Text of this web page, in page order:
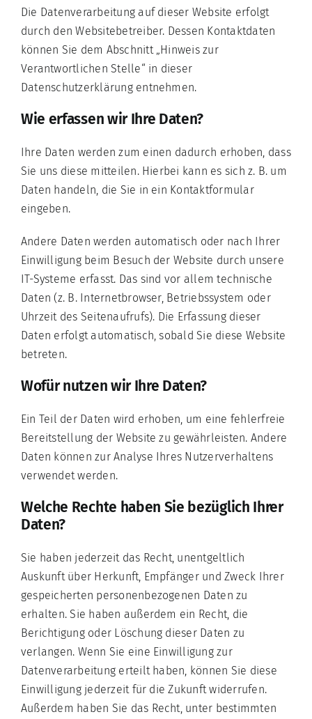
Die Datenverarbeitung auf dieser Website erfolgt
durch den Websitebetreiber. Dessen Kontaktdaten
können Sie dem Abschnitt „Hinweis zur
Verantwortlichen Stelle“ in dieser
Datenschutzerklärung entnehmen.
Wie erfassen wir Ihre Daten?
Ihre Daten werden zum einen dadurch erhoben, dass
Sie uns diese mitteilen. Hierbei kann es sich z. B. um
Daten handeln, die Sie in ein Kontaktformular
eingeben.
Andere Daten werden automatisch oder nach Ihrer
Einwilligung beim Besuch der Website durch unsere
IT-Systeme erfasst. Das sind vor allem technische
Daten (z. B. Internetbrowser, Betriebssystem oder
Uhrzeit des Seitenaufrufs). Die Erfassung dieser
Daten erfolgt automatisch, sobald Sie diese Website
betreten.
Wofür nutzen wir Ihre Daten?
Ein Teil der Daten wird erhoben, um eine fehlerfreie
Bereitstellung der Website zu gewährleisten. Andere
Daten können zur Analyse Ihres Nutzerverhaltens
verwendet werden.
Welche Rechte haben Sie bezüglich Ihrer
Daten?
Sie haben jederzeit das Recht, unentgeltlich
Auskunft über Herkunft, Empfänger und Zweck Ihrer
gespeicherten personenbezogenen Daten zu
erhalten. Sie haben außerdem ein Recht, die
Berichtigung oder Löschung dieser Daten zu
verlangen. Wenn Sie eine Einwilligung zur
Datenverarbeitung erteilt haben, können Sie diese
Einwilligung jederzeit für die Zukunft widerrufen.
Außerdem haben Sie das Recht, unter bestimmten